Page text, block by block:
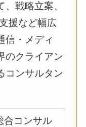
戦略立案、
援など幅広
信・メディ
のクライアン
コンサルタン
合コンサル